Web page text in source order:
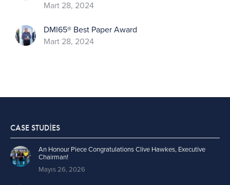
Mart 28, 2024
DMI65® Best Paper Award
Mart 28, 2024
CASE STUDIES
An Honour Piece Congratulations Clive Hawkes, Executive
Chairman!
Mayıs 26, 2026